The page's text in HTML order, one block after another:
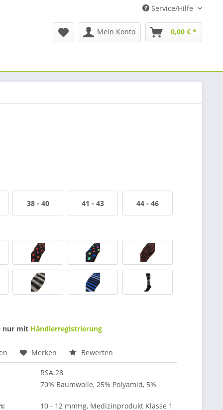
Service/Hilfe
Mein Konto 0,00 € *
38 - 40 41 - 43 44 - 46
nur mit Händlerregistrierung
Merken Bewerten
RSA.28
70% Baumwolle, 25% Polyamid, 5%
10 - 12 mmHg, Medizinprodukt Klasse 1